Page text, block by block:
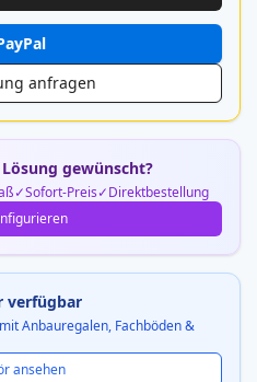
anfragen
gewünscht?
Sofort-Preis
Direktbestellung
verfügbar
Anbauregalen, Fachböden &
ansehen